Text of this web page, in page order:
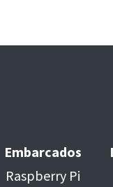
Embarcados
Raspberry Pi